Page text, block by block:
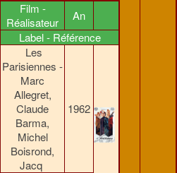
Film -
Réalisateur
An
Label - Référence
Les
Parisiennes -
Marc
Allegret,
Claude
Barma,
Michel
Boisrond,
Jacq
1962